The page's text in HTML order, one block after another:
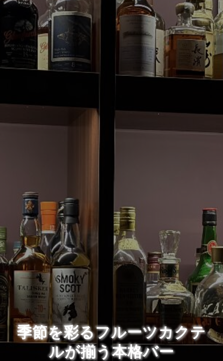
季節を彩るフルーツカクテ
ルが揃う本格バー